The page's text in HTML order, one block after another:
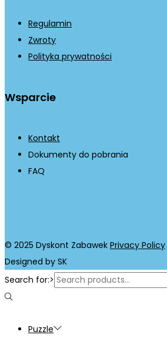
Regulamin
Zwroty
Polityka prywatności
Wsparcie
Kontakt
Dokumenty do pobrania
FAQ
© 2025 Dyskont Zabawek Privacy Policy
Designed by SK
Search for:>
Puzzle